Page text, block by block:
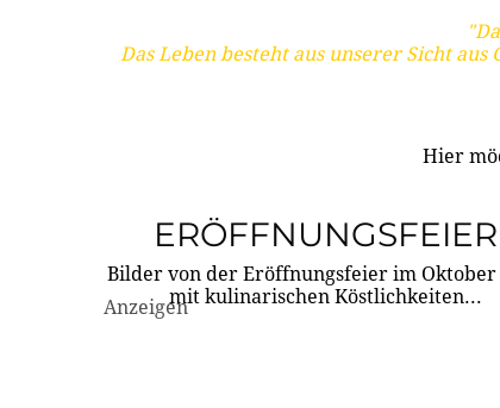
Das Leben besteht aus unserer Sicht
Hier
ERÖFFNUNGSFEIER
Bilder von der Eröffnungsfeier im Oktober
mit kulinarischen Köstlichkeiten...
Anzeigen